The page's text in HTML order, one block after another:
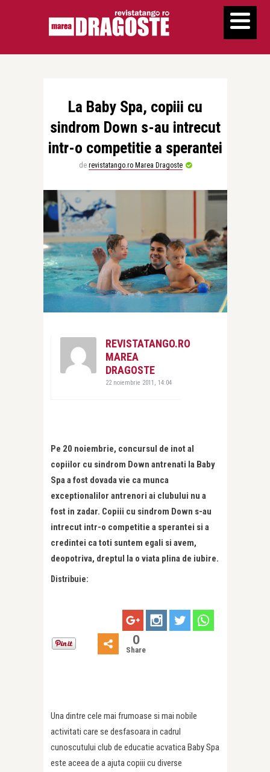
La Baby Spa, copiii cu
sindrom Down s-au intrecut
intr-o competitie a sperantei
de revistatango.ro Marea Dragoste
REVISTATANGO.RO
MAREA
DRAGOSTE
22 noiembrie 2011, 14:04
Pe 20 noiembrie, concursul de inot al
copiilor cu sindrom Down antrenati la Baby
Spa a fost dovada vie ca munca
exceptionalilor antrenori ai clubului nu a
fost in zadar. Copiii cu sindrom Down s-au
intrecut intr-o competitie a sperantei si a
credintei ca toti suntem egali si avem,
deopotriva, dreptul la o viata plina de iubire.
Distribuie:
0
Share
Una dintre cele mai frumoase si mai nobile
activitati care se desfasoara in cadrul
cunoscutului club de educatie acvatica Baby Spa
este aceea de a ajuta copiii cu diverse